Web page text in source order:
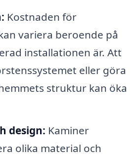
Kostnaden för
variera beroende på
installationen är. Att
eller göra
struktur kan öka
design: Kaminer
olika material och